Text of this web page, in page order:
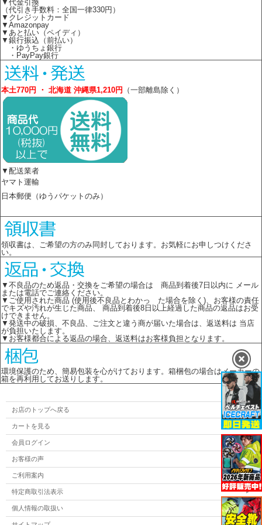
▼代金引換
（代引き手数料：全国一律330円）
▼クレジットカード
▼Amazonpay
▼あと払い（ペイディ）
▼銀行振込（前払い）
・ゆうちょ銀行
・PayPay銀行
本土770円 ・ 北海道 沖縄県1,210円 （一部離島除く）
▼配送業者
ヤマト運輸
日本郵便（ゆうパケットのみ）
領収書は、ご希望の方のみ同封しております。お気軽にお申しつけくださ
い。
▼不良品のため返品・交換をご希望の場合は 商品到着後7日以内に メール
または電話でご連絡ください。
▼ご使用された商品 (使用後不良品とわかっ た場合を除く)、お客様の責任
でキズや汚れが生じた商品、 商品到着後8日以上経過した商品の返品はお受
けできません。
▼発送中の破損、不良品、ご注文と違う商が届いた場合は、返送料は 当店
が負担いたします。
▼お客様都合による返品の場合、返送料はお客様負担となります。
環境保護のため、簡易包装を心がけております。箱梱包の場合はメーカーの
箱を再利用してお送りします。
お店のトップへ戻る
カートを見る
会員ログイン
お客様の声
ご利用案内
特定商取引法表示
個人情報の取扱い